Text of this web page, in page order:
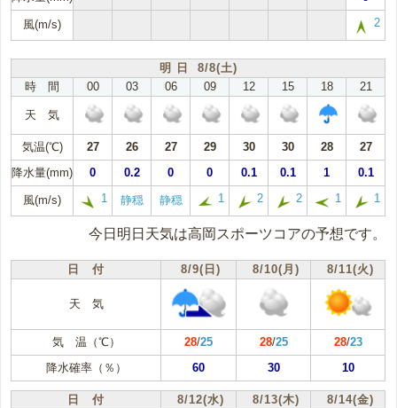
風(m/s) 2
明 日 8/8(土)
時 間
00 03 06 09 12 15 18 21
天 気
気温(℃) 27 26 27 29 30 30 28
27
降水量(mm)
0 0.2 0 0 0.1 0.1 1 0.1
風(m/s) 1 静穏 静穏 1 2 2 1 1
今日明日天気は高岡スポーツコアの予想です。
日 付 8/9(日) 8/10(月) 8/11(火)
天 気
気 温（℃） 28/25 28/25 28/23
降水確率（％）
60 30 10
日 付 8/12(水) 8/13(木) 8/14(金)